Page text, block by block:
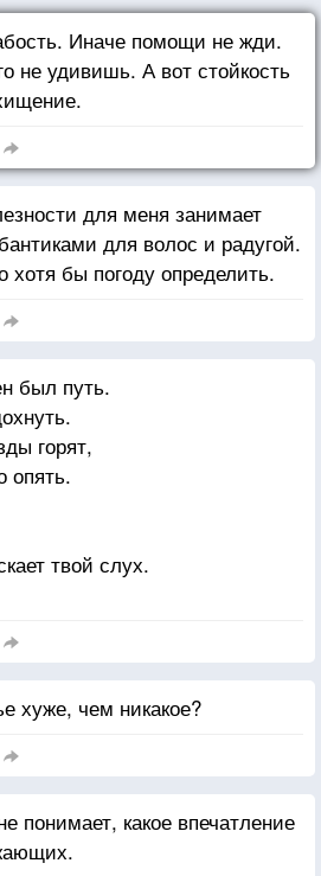
Иначе помощи не жди.
не удивишь. А вот стойкость
для меня занимает
для волос и радугой.
хотя бы погоду определить.
был путь.
горят,
опять.
твой слух.
сны,
унесет.
травы, как пух.
твой слух.
сны,
станут они.
хуже, чем никакое?
понимает, какое впечатление